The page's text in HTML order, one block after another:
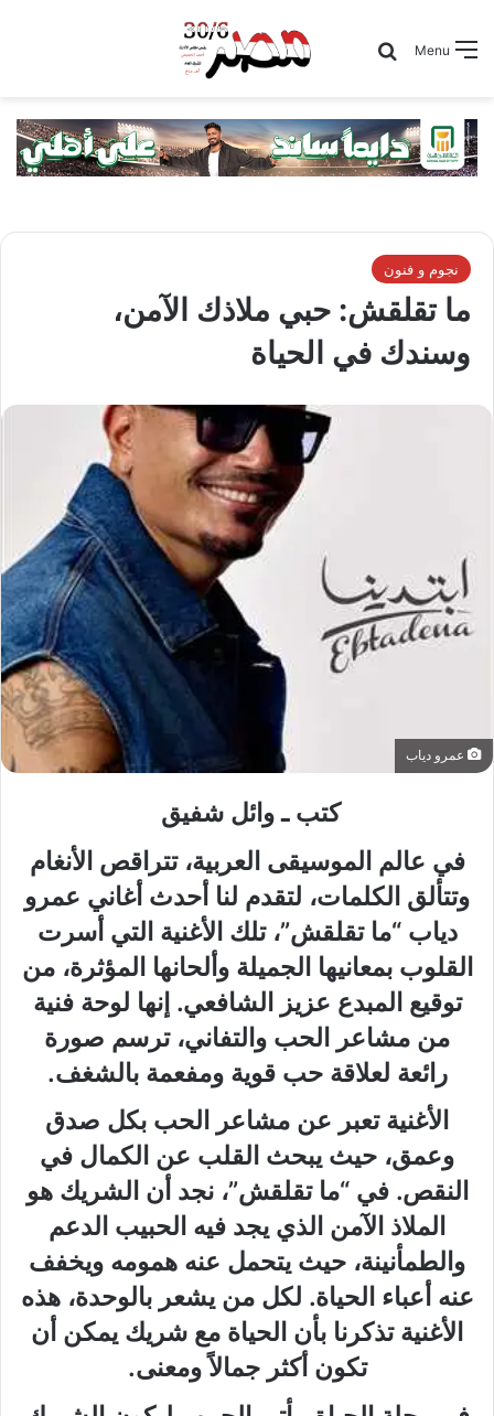
Menu
Search for
نجوم و فنون
ما تقلقش: حبي ملاذك الآمن،
وسندك في الحياة
عمرو دياب
كتب ـ وائل شفيق
في عالم الموسيقى العربية، تتراقص الأنغام
وتتألق الكلمات، لتقدم لنا أحدث أغاني عمرو
دياب “ما تقلقش”، تلك الأغنية التي أسرت
القلوب بمعانيها الجميلة وألحانها المؤثرة، من
توقيع المبدع عزيز الشافعي. إنها لوحة فنية
من مشاعر الحب والتفاني، ترسم صورة
رائعة لعلاقة حب قوية ومفعمة بالشغف.
الأغنية تعبر عن مشاعر الحب بكل صدق
وعمق، حيث يبحث القلب عن الكمال في
النقص. في “ما تقلقش”، نجد أن الشريك هو
الملاذ الآمن الذي يجد فيه الحبيب الدعم
والطمأنينة، حيث يتحمل عنه همومه ويخفف
عنه أعباء الحياة. لكل من يشعر بالوحدة، هذه
الأغنية تذكرنا بأن الحياة مع شريك يمكن أن
تكون أكثر جمالاً ومعنى.